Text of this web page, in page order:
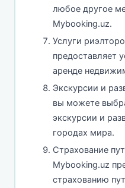
любое другое
Mybooking.uz.
Услуги
предоставляет
аренде
Экскурсии и
вы можете
экскурсии и
городах мира.
Страхование
Mybooking.uz
страхованию